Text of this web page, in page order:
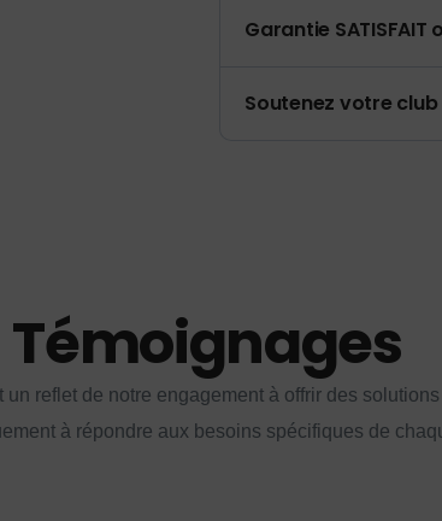
Garantie SATISFAIT
Soutenez votre club
Témoignages
un reflet de notre engagement à offrir des
à répondre aux besoins spécifiques de